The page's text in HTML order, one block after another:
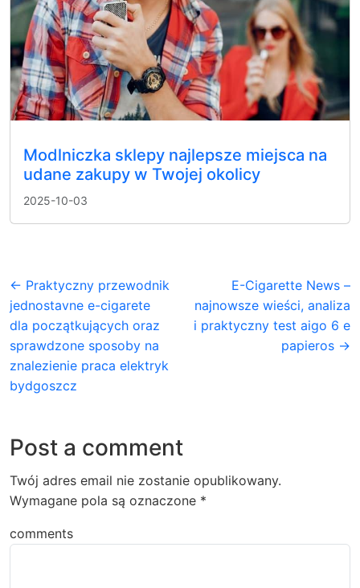
Modlniczka sklepy najlepsze miejsca na
udane zakupy w Twojej okolicy
2025-10-03
← Praktyczny przewodnik
jednostavne e-cigarete
dla początkujących oraz
sprawdzone sposoby na
znalezienie praca elektryk
bydgoszcz
E-Cigarette News –
najnowsze wieści, analiza
i praktyczny test aigo 6 e
papieros →
Post a comment
Twój adres email nie zostanie opublikowany.
Wymagane pola są oznaczone *
comments